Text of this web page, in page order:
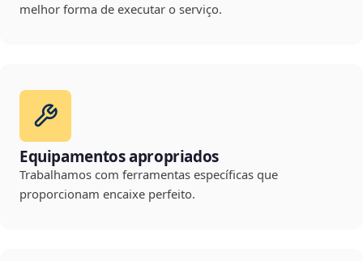
melhor forma de executar o serviço.
Equipamentos apropriados
Trabalhamos com ferramentas específicas que
proporcionam encaixe perfeito.